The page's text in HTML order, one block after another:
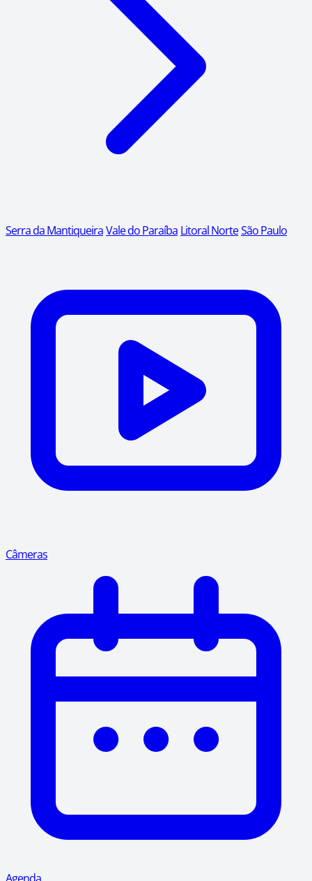
Serra da MantiqueiraVale do Paraíba Litoral NorteSão Paulo
Câmeras